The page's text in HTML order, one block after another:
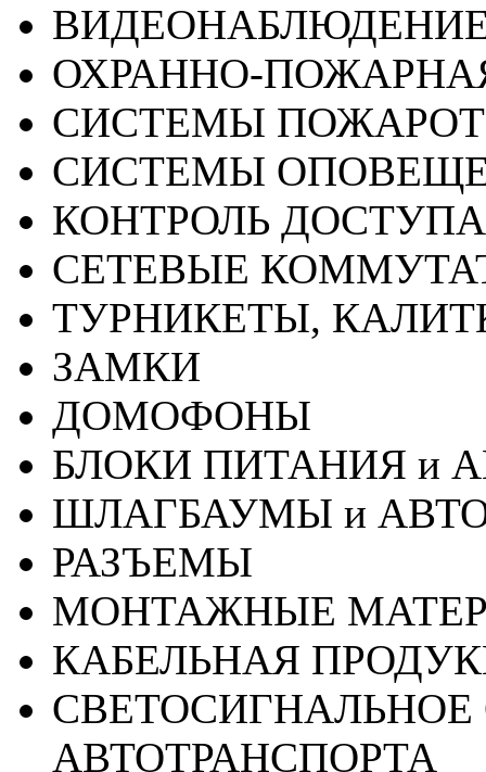
ОХРАННО-
СИСТЕМЫ
СИСТЕМЫ
КОНТРОЛЬ ДОСТУПА
СЕТЕВЫЕ
ТУРНИКЕТЫ,
ЗАМКИ
ДОМОФОНЫ
БЛОКИ ПИТАНИЯ и
ШЛАГБАУМЫ и
РАЗЪЕМЫ
МОНТАЖНЫЕ
КАБЕЛЬНАЯ
АВТОТРАНСПОРТА